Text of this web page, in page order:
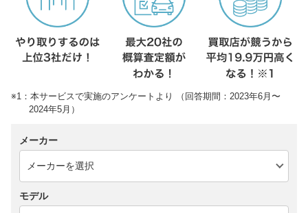
※1：本サービスで実施のアンケートより （回答期間：2023年6月〜
2024年5月）
メーカー
モデル